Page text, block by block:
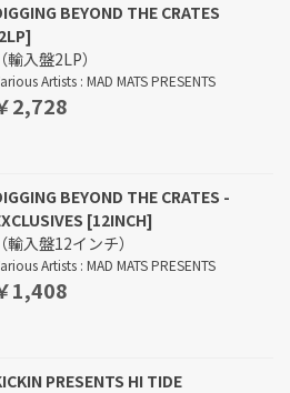
BEYOND THE CRATES
（輸入盤2LP）
Artists : MAD MATS PRESENTS
2,728
BEYOND THE CRATES -
[12INCH]
（輸入盤12インチ）
Artists : MAD MATS PRESENTS
1,408
PRESENTS HI TIDE